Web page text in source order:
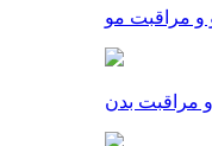
و مراقبت مو
مراقبت بدن